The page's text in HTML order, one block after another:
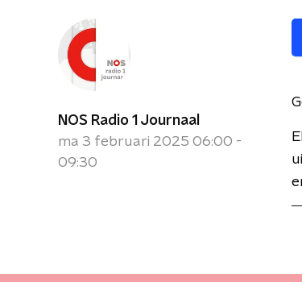
NOS Radio 1 Journaal
ma 3 februari 2025 06:00 -
09:30